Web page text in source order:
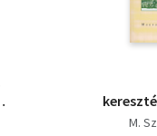
az új
M.